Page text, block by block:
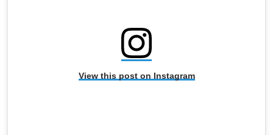
View this post on Instagram